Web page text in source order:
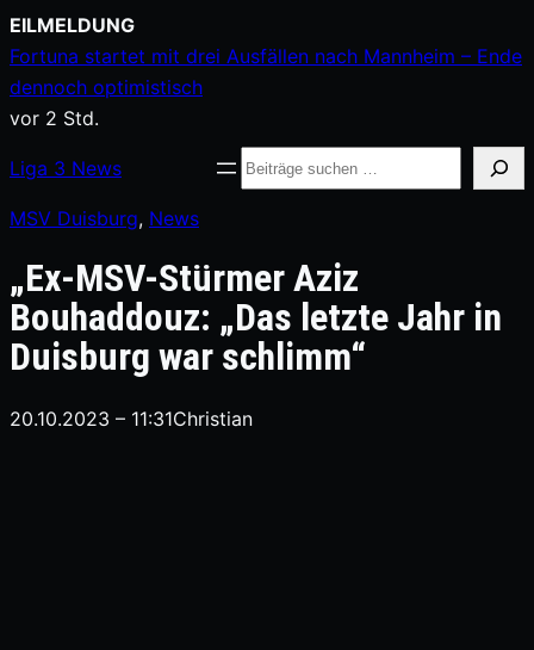
Zum
Inhalt
springen
EILMELDUNG
Fortuna startet mit drei Ausfällen nach Mannheim – Ende
dennoch optimistisch
vor 2 Std.
Liga 3 News Suche
MSV Duisburg, News
„Ex-MSV-Stürmer Aziz
Bouhaddouz: „Das letzte Jahr in
Duisburg war schlimm“
20.10.2023 – 11:31Christian